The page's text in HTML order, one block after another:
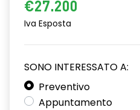
€27.200
Iva Esposta
SONO INTERESSATO A:
Preventivo
Appuntamento